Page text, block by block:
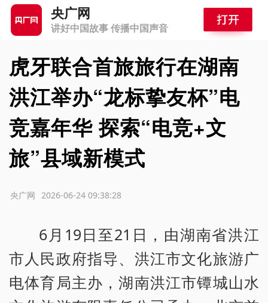
央广网
讲好中国故事 传播中国声音
虎牙联合首旅旅行在湖南
洪江举办“龙标挚友杯”电
竞嘉年华 探索“电竞+文
旅”县域新模式
2026-06-24 09:38:28
央广网
6月19日至21日，由湖南省洪江
市人民政府指导、洪江市文化旅游广
电体育局主办，湖南洪江市镡城山水